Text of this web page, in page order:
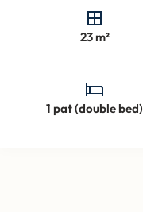
23 m²
1 pat (double bed)